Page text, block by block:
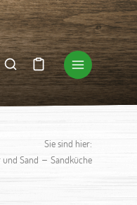
Sie sind hier:
und Sand – Sandküche